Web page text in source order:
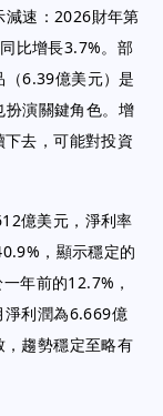
減速：2026財年第
比增長3.7%。部
6.39億美元）是
演關鍵角色。增
去，可能對投資
億美元，淨利率
，顯示穩定的
年前的12.7%，
淨利潤為6.669億
趨勢穩定至略有